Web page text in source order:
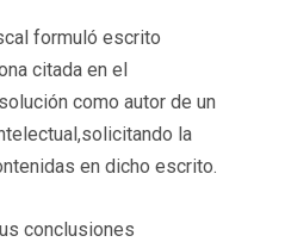
formuló escrito
citada en el
como autor de un
la
en dicho escrito.
conclusiones